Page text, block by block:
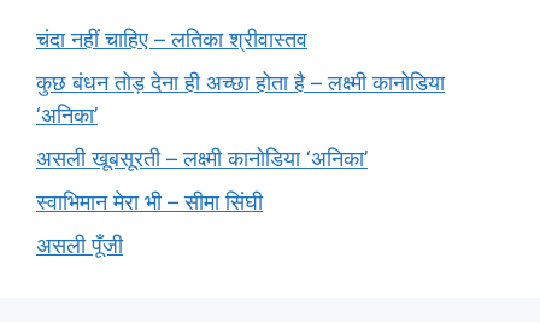
चंदा नहीं चाहिए – लतिका श्रीवास्तव
कुछ बंधन तोड़ देना ही अच्छा होता है – लक्ष्मी कानोडिया
‘अनिका’
असली खूबसूरती – लक्ष्मी कानोडिया ‘अनिका’
स्वाभिमान मेरा भी – सीमा सिंघी
असली पूँजी